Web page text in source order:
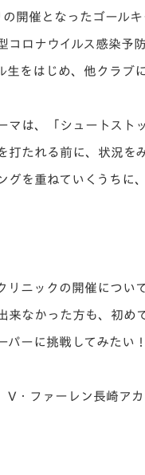
）
援メディア
ームタウン活動
開催となったゴールキ
コロナウイルス感染予
生をはじめ、他クラブ
マは、「シュートスト
打たれる前に、状況を
グを重ねていくうちに
リニックの開催につい
来なかった方も、初め
パーに挑戦してみたい
V・ファーレン長崎ア